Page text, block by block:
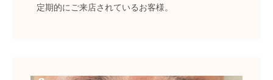
定期的にご来店されているお客様。